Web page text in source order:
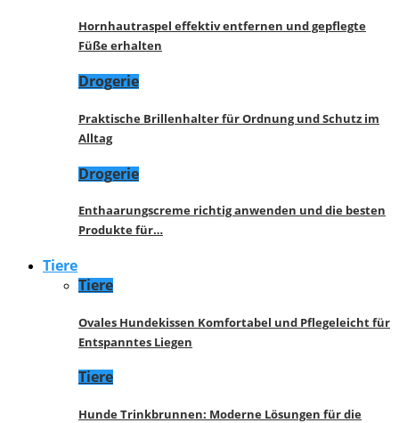
Hornhautraspel effektiv entfernen und gepflegte
Füße erhalten
Drogerie
Praktische Brillenhalter für Ordnung und Schutz im
Alltag
Drogerie
Enthaarungscreme richtig anwenden und die besten
Produkte für…
Tiere
Tiere
Ovales Hundekissen Komfortabel und Pflegeleicht für
Entspanntes Liegen
Tiere
Hunde Trinkbrunnen: Moderne Lösungen für die